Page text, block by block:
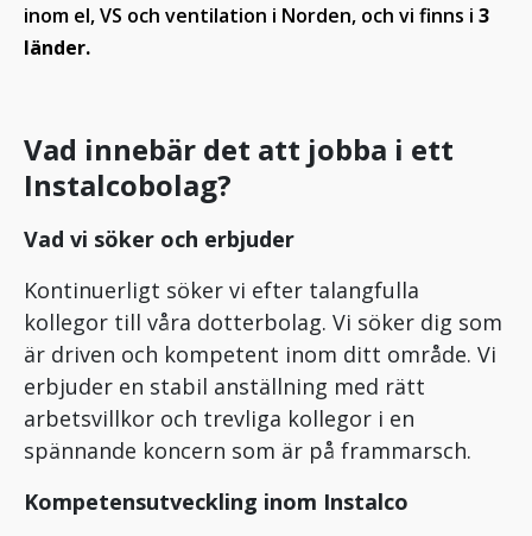
inom el, VS och ventilation i Norden, och vi finns i 3
länder.
Vad innebär det att jobba i ett
Instalcobolag?
Vad vi söker och erbjuder
Kontinuerligt söker vi efter talangfulla
kollegor till våra dotterbolag. Vi söker dig som
är driven och kompetent inom ditt område. Vi
erbjuder en stabil anställning med rätt
arbetsvillkor och trevliga kollegor i en
spännande koncern som är på frammarsch.
Kompetensutveckling inom Instalco